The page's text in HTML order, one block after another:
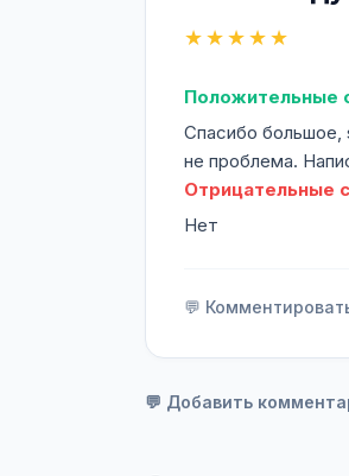
★★★★★
Положительные
Спасибо большое,
не проблема.
Отрицательные
Нет
💬
💬 Добавить